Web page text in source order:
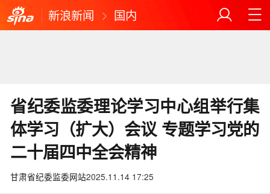
新浪新闻 国内
省纪委监委理论学习中心组举行集
体学习（扩大）会议 专题学习党的
二十届四中全会精神
甘肃省纪委监委网站2025.11.14 17:25